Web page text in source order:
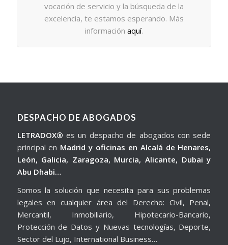
vocación de servicio y la búsqueda de la
excelencia, te estamos esperando. Más
información aquí.
DESPACHO DE ABOGADOS
LETRADOX® es un despacho de abogados con sede
principal en Madrid y oficinas en Alcalá de Henares,
León, Galicia, Zaragoza, Murcia, Alicante, Dubai y
Abu Dhabi…
Somos la solución que necesita para sus problemas
legales en cualquier área del Derecho: Civil, Penal,
Mercantil, Inmobiliario, Hipotecario-Bancario,
Protección de Datos y Nuevas tecnologías, Deporte,
Sector del Lujo, International Business…